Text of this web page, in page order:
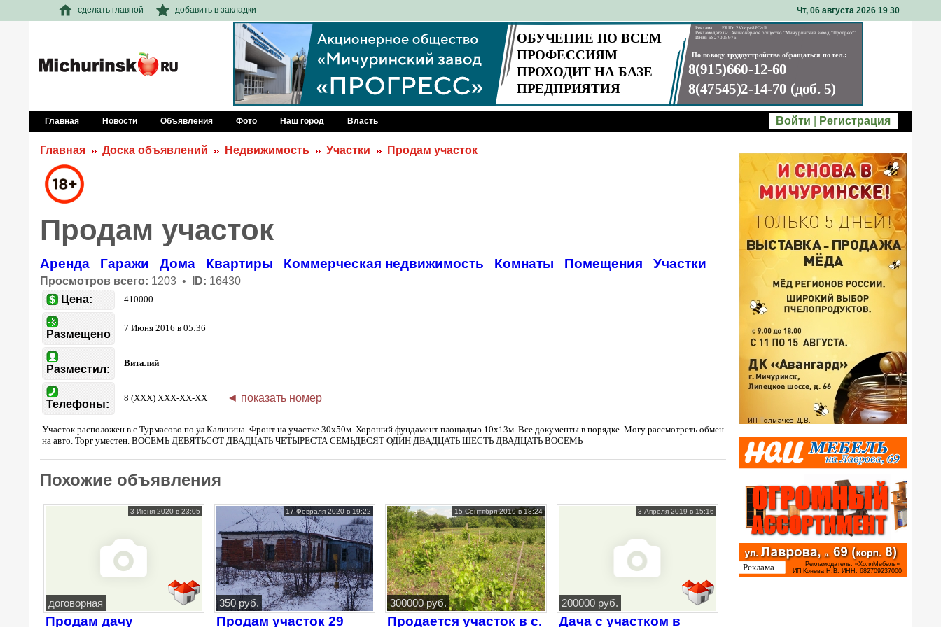
сделать главной добавить в закладки Чт, 06 августа 2026 19 30
Главная Новости Объявления Фото Наш город Власть Войти Регистрация
Главная Доска объявлений Недвижимость Участки Продам участок
Продам участок
Аренда Гаражи Дома Квартиры Коммерческая недвижимость Комнаты Помещения Участки
Просмотров всего: 1203 • ID: 16430
Цена:
410000
Размещено
7 Июня 2016 в 05:36
Разместил:
Виталий
Телефоны:
8 (XXX) XXX-XX-XX ◄ показать номер
Участок расположен в с.Турмасово по ул.Калинина. Фронт на участке 30х50м. Хороший фундамент площадью 10х13м. Все документы в порядке. Могу рассмотреть обмен
на авто. Торг уместен. ВОСЕМЬ ДЕВЯТЬСОТ ДВАДЦАТЬ ЧЕТЫРЕСТА СЕМЬДЕСЯТ ОДИН ДВАДЦАТЬ ШЕСТЬ ДВАДЦАТЬ ВОСЕМЬ
Похожие объявления
3 Июня 2020 в 23:05
договорная
Продам дачу
17 Февраля 2020 в 19:22
350 руб.
Продам участок 29
15 Сентября 2019 в 18:24
300000 руб.
Продается участок в с.
3 Апреля 2019 в 15:16
200000 руб.
Дача с участком в